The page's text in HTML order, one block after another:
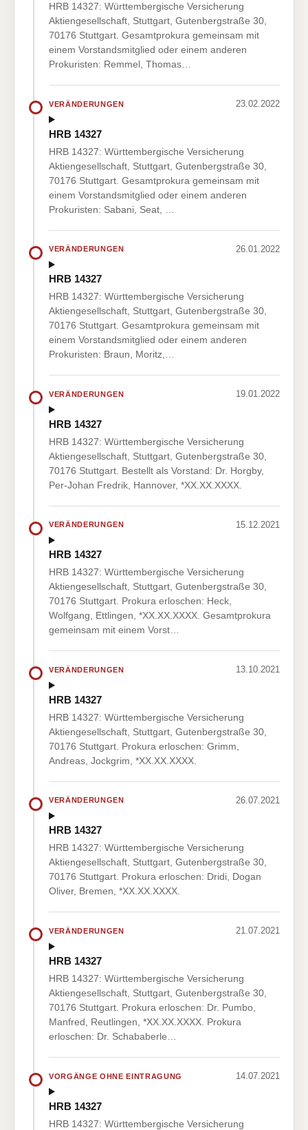
HRB 14327: Württembergische Versicherung
Aktiengesellschaft, Stuttgart, Gutenbergstraße 30,
70176 Stuttgart. Gesamtprokura gemeinsam mit
einem Vorstandsmitglied oder einem anderen
Prokuristen: Remmel, Thomas…
VERÄNDERUNGEN 23.02.2022
HRB 14327
HRB 14327: Württembergische Versicherung
Aktiengesellschaft, Stuttgart, Gutenbergstraße 30,
70176 Stuttgart. Gesamtprokura gemeinsam mit
einem Vorstandsmitglied oder einem anderen
Prokuristen: Sabani, Seat, …
VERÄNDERUNGEN 26.01.2022
HRB 14327
HRB 14327: Württembergische Versicherung
Aktiengesellschaft, Stuttgart, Gutenbergstraße 30,
70176 Stuttgart. Gesamtprokura gemeinsam mit
einem Vorstandsmitglied oder einem anderen
Prokuristen: Braun, Moritz,…
VERÄNDERUNGEN 19.01.2022
HRB 14327
HRB 14327: Württembergische Versicherung
Aktiengesellschaft, Stuttgart, Gutenbergstraße 30,
70176 Stuttgart. Bestellt als Vorstand: Dr. Horgby,
Per-Johan Fredrik, Hannover, *XX.XX.XXXX.
VERÄNDERUNGEN 15.12.2021
HRB 14327
HRB 14327: Württembergische Versicherung
Aktiengesellschaft, Stuttgart, Gutenbergstraße 30,
70176 Stuttgart. Prokura erloschen: Heck,
Wolfgang, Ettlingen, *XX.XX.XXXX. Gesamtprokura
gemeinsam mit einem Vorst…
VERÄNDERUNGEN 13.10.2021
HRB 14327
HRB 14327: Württembergische Versicherung
Aktiengesellschaft, Stuttgart, Gutenbergstraße 30,
70176 Stuttgart. Prokura erloschen: Grimm,
Andreas, Jockgrim, *XX.XX.XXXX.
VERÄNDERUNGEN 26.07.2021
HRB 14327
HRB 14327: Württembergische Versicherung
Aktiengesellschaft, Stuttgart, Gutenbergstraße 30,
70176 Stuttgart. Prokura erloschen: Dridi, Dogan
Oliver, Bremen, *XX.XX.XXXX.
VERÄNDERUNGEN 21.07.2021
HRB 14327
HRB 14327: Württembergische Versicherung
Aktiengesellschaft, Stuttgart, Gutenbergstraße 30,
70176 Stuttgart. Prokura erloschen: Dr. Pumbo,
Manfred, Reutlingen, *XX.XX.XXXX. Prokura
erloschen: Dr. Schababerle…
VORGÄNGE OHNE EINTRAGUNG 14.07.2021
HRB 14327
HRB 14327: Württembergische Versicherung